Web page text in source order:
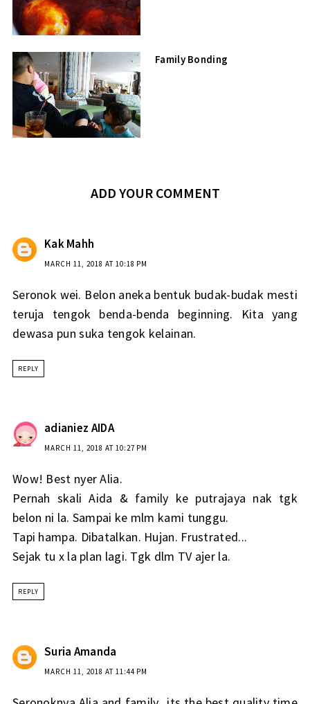
Family Bonding
ADD YOUR COMMENT
Kak Mahh
MARCH 11, 2018 AT 10:18 PM
Seronok wei. Belon aneka bentuk budak-budak mesti
teruja tengok benda-benda beginning. Kita yang
dewasa pun suka tengok kelainan.
REPLY
adianiez AIDA
MARCH 11, 2018 AT 10:27 PM
Wow! Best nyer Alia.
Pernah skali Aida & family ke putrajaya nak tgk
belon ni la. Sampai ke mlm kami tunggu.
Tapi hampa. Dibatalkan. Hujan. Frustrated...
Sejak tu x la plan lagi. Tgk dlm TV ajer la.
REPLY
Suria Amanda
MARCH 11, 2018 AT 11:44 PM